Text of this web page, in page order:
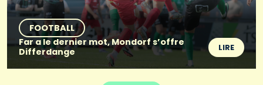
FOOTBALL
Far a le dernier mot, Mondorf s’offre
Differdange
LIRE